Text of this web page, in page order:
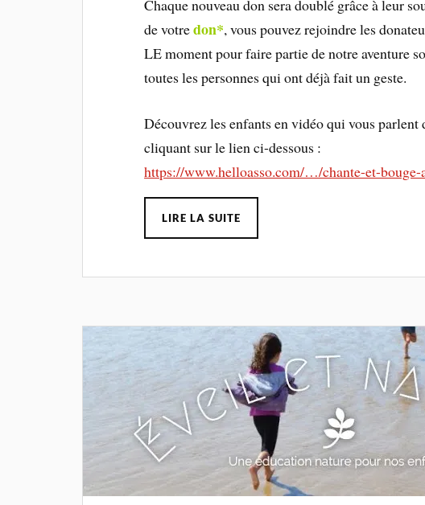
Chaque nouveau don sera doublé grâce à leur
de votredon*, vous pouvez rejoindre les
LE moment pour faire partie de notre aventure
toutes les personnes qui ont déjà fait un geste.
Découvrez les enfants en vidéo qui vous parlent
cliquant sur le lien ci-dessous :
https://www.helloasso.com/…/chante-et-
LIRE LA SUITE